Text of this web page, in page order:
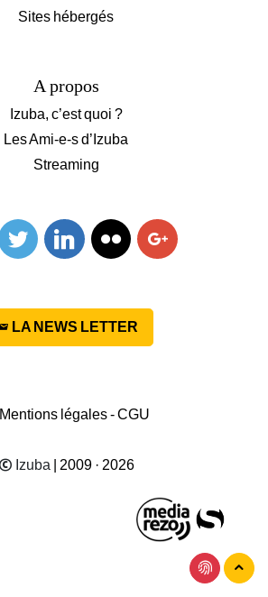
Sites hébergés
A propos
Izuba, c’est quoi ?
Les Ami-e-s d’Izuba
Streaming
LA NEWS LETTER
Mentions légales - CGU
Izuba | 2009 · 2026